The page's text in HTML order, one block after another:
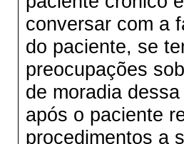
conversar com a
do paciente, se
preocupações
de moradia
após o paciente
procedimentos a